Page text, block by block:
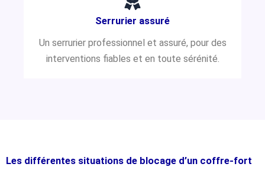
Serrurier assuré
Un serrurier professionnel et assuré, pour des
interventions fiables et en toute sérénité.
Les différentes situations de blocage d’un coffre-fort